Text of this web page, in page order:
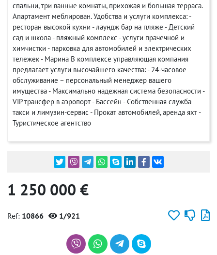
спальни, три ванные комнаты, прихожая и большая терраса.
Апартамент меблирован. Удобства и услуги комплекса: -
ресторан высокой кухни - лаундж бар на пляже - Детский
сад и школа - пляжный комплекс - услуги прачечной и
химчистки - парковка для автомобилей и электрических
тележек - Марина В комплексе управляющая компания
предлагает услуги высочайшего качества: - 24-часовое
обслуживание – персональный менеджер вашего
имущества - Максимально надежная система безопасности -
VIP трансфер в аэропорт - Бассейн - Собственная служба
такси и лимузин-сервис - Прокат автомобилей, аренда яхт -
Туристическое агентство
1 250 000 €
Ref: 10866 1/921